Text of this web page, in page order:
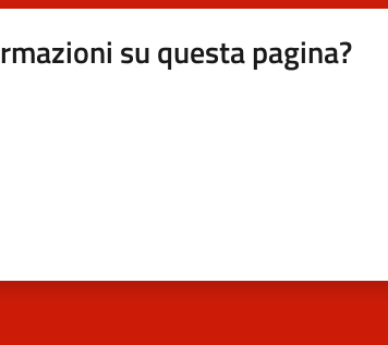
su questa pagina?